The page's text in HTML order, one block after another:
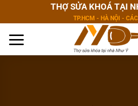
dung
THỢ SỬA KHOÁ TẠI
TP.HCM - HÀ NỘI -